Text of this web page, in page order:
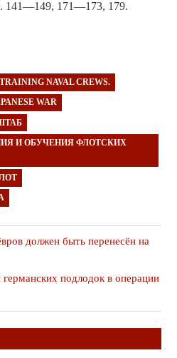
141—149, 171—173, 179.
NAVAL CREWS.
WAR
И ОБУЧЕНИЯ ФЛОТСКИХ
должен быть перенесён на
подлодок в операции